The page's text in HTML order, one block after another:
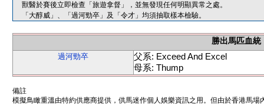
獸醫於賽後立即檢查「旅遊拿督」，並無發現任何明顯異常之處。
「大醇威」、「過河勁卒」及「令才」均須抽取樣本檢驗。
勝出馬匹血統
過河勁卒
父系: Exceed And Excel
母系: Thump
備註
模擬鳥瞰重溫由特約供應商提供，供馬迷作個人娛樂資訊之用。但由於香港馬